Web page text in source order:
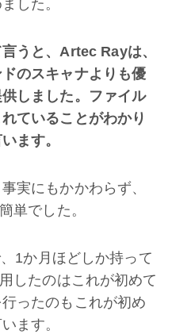
した。
うと、 Artec Rayは、
のスキャナよりも優
しました。ファイル
ていることがわかり
ます。
実にもかかわらず、
単でした。
1か月ほどしか持って
したのはこれが初めて
ったのもこれが初め
ます。